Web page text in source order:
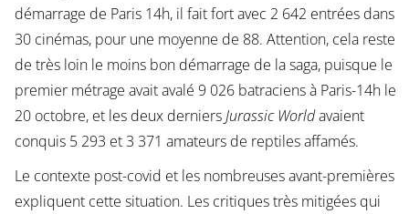
démarrage de Paris 14h, il fait fort avec 2 642 entrées dans
30 cinémas, pour une moyenne de 88. Attention, cela reste
de très loin le moins bon démarrage de la saga, puisque le
premier métrage avait avalé 9 026 batraciens à Paris-14h le
20 octobre, et les deux derniersJurassic Worldavaient
conquis 5 293 et 3 371 amateurs de reptiles affamés.
Le contexte post-covid et les nombreuses avant-premières
expliquent cette situation. Les critiques très mitigées qui